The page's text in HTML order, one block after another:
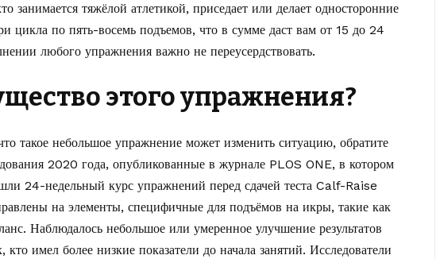
занимается тяжёлой атлетикой, приседает или делает односторонние
цикла по пять-восемь подъемов, что в сумме даст вам от 15 до 24
любого упражнения важно не переусердствовать.
этого упражнения?
такое небольшое упражнение может изменить ситуацию, обратите
2020 года, опубликованные в журнале PLOS ONE, в котором
24-недельный курс упражнений перед сдачей теста Calf-Raise
на элементы, специфичные для подъёмов на икры, такие как
Наблюдалось небольшое или умеренное улучшение результатов
кто имел более низкие показатели до начала занятий. Исследователи